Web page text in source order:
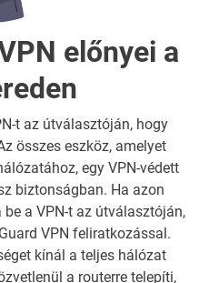
előnyei a
t az útválasztóján, hogy
összes eszköz, amelyet
egy VPN-védett
biztonságban. Ha azon
a VPN-t az útválasztóján,
VPN feliratkozással.
kínál a teljes hálózat
a routerre telepíti,